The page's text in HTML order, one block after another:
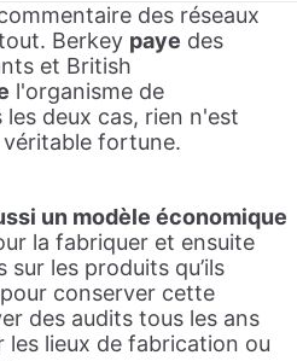
des réseaux
Berkey paye des
et British
l'organisme de
deux cas, rien n'est
fortune.
un modèle économique
la fabriquer et ensuite
les produits qu’ils
conserver cette
des audits tous les ans
lieux de fabrication ou